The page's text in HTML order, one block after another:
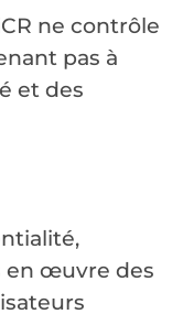
ne contrôle
pas à
et des
en œuvre des